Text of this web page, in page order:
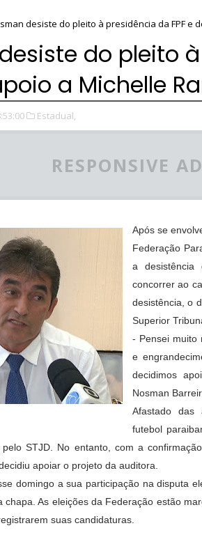
desiste do pleito à presidência da FPF e
do pleito
a Michelle
Estadual,
RESPONSIVE
Após se
Federação
a
concorrer ao
desistência, o
Superior
- Pensei muito
e
decidimos
Nosman
Afastado das
futebol
STJD. No entanto, com a
apoiar o projeto da auditora.
domingo a sua participação na disputa
chapa. As eleições da Federação estão
suas candidaturas.